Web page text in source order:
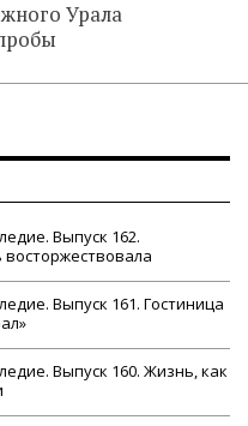
Урала
Выпуск 162.
Выпуск 161. Гостиница
Выпуск 160. Жизнь, как